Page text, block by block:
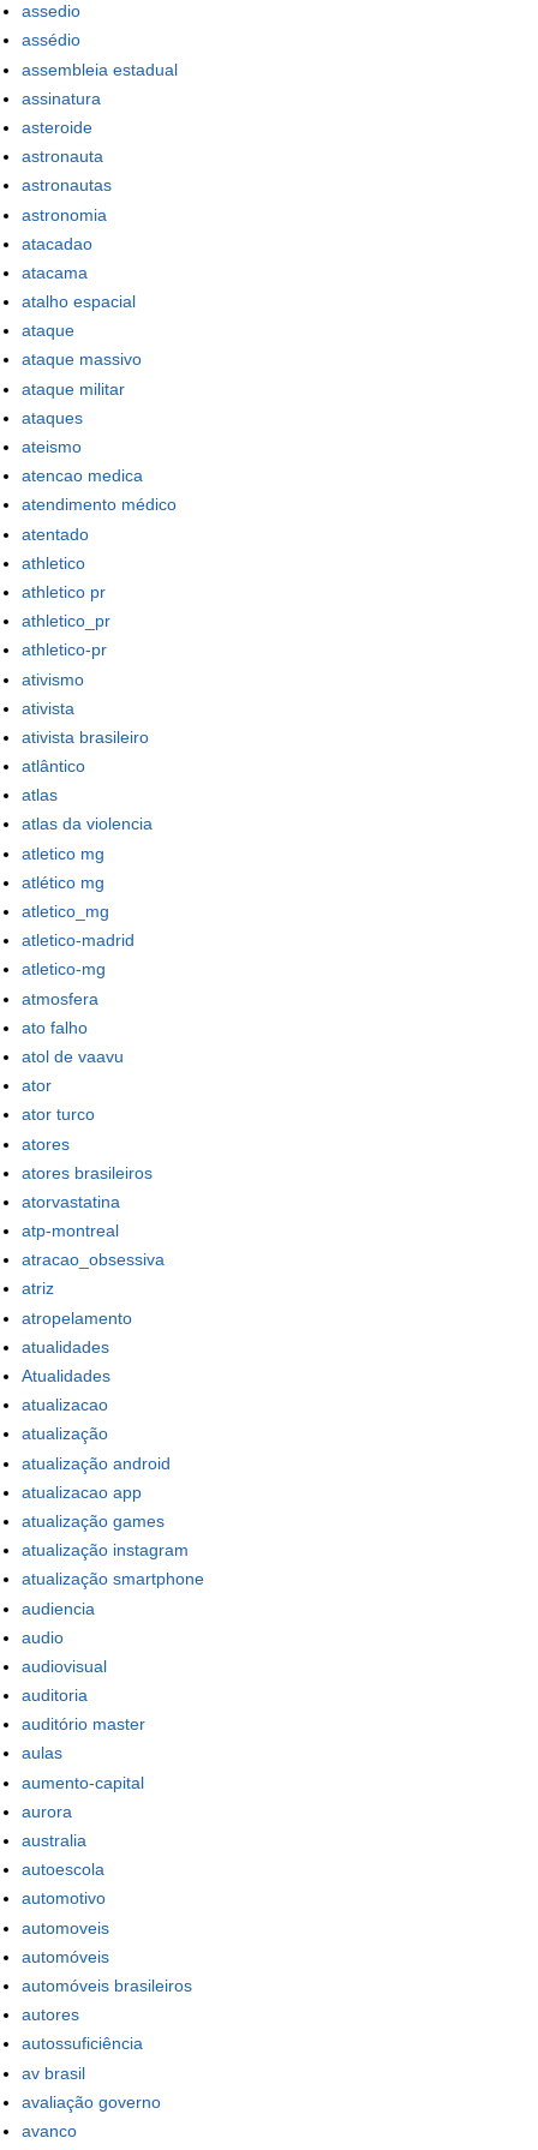
assedio
assédio
assembleia estadual
assinatura
asteroide
astronauta
astronautas
astronomia
atacadao
atacama
atalho espacial
ataque
ataque massivo
ataque militar
ataques
ateismo
atencao medica
atendimento médico
atentado
athletico
athletico pr
athletico_pr
athletico-pr
ativismo
ativista
ativista brasileiro
atlântico
atlas
atlas da violencia
atletico mg
atlético mg
atletico_mg
atletico-madrid
atletico-mg
atmosfera
ato falho
atol de vaavu
ator
ator turco
atores
atores brasileiros
atorvastatina
atp-montreal
atracao_obsessiva
atriz
atropelamento
atualidades
Atualidades
atualizacao
atualização
atualização android
atualizacao app
atualização games
atualização instagram
atualização smartphone
audiencia
audio
audiovisual
auditoria
auditório master
aulas
aumento-capital
aurora
australia
autoescola
automotivo
automoveis
automóveis
automóveis brasileiros
autores
autossuficiência
av brasil
avaliação governo
avanco